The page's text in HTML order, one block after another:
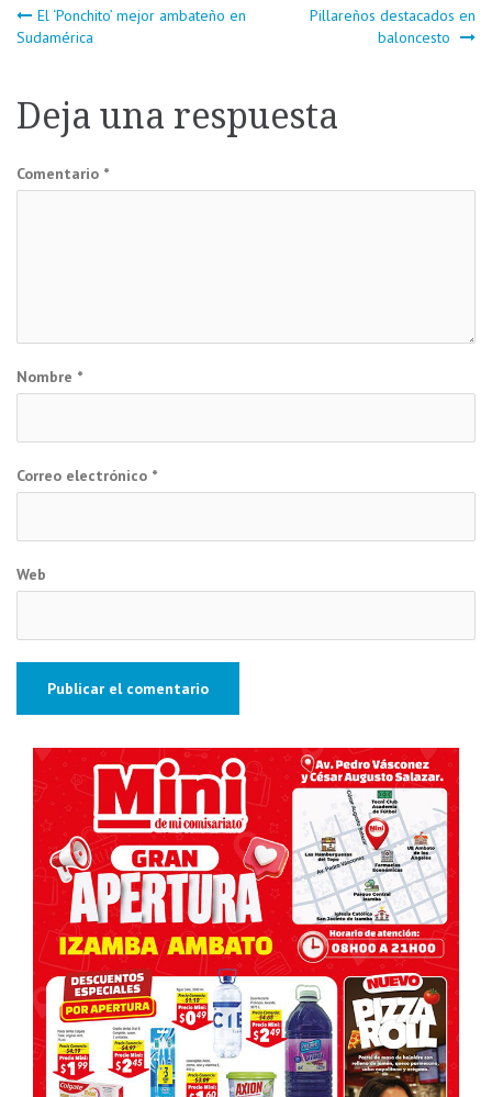
Navegación
entradas
El ‘Ponchito’ mejor ambateño en
Sudamérica
Pillareños destacados en
baloncesto
Deja una respuesta
Comentario *
Nombre *
Correo electrónico *
Web